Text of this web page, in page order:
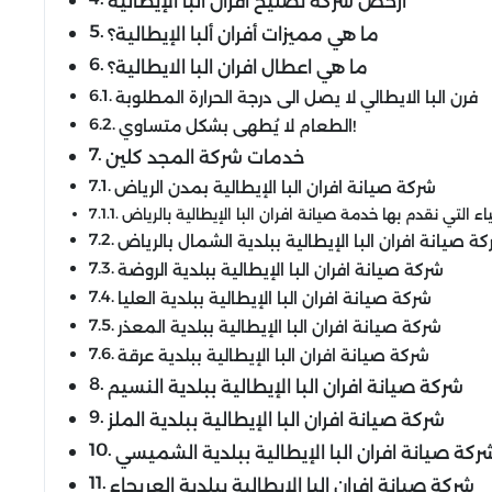
ما هي مميزات أفران ألبا الإيطالية؟
ما هي اعطال افران البا الايطالية؟
فرن البا الايطالي لا يصل الى درجة الحرارة المطلوبة
الطعام لا يُطهى بشكل متساوي!
خدمات شركة المجد كلين
شركة صيانة افران البا الإيطالية بمدن الرياض
التي نقدم بها خدمة صيانة افران البا الإيطالية بالرياض
صيانة افران البا الإيطالية ببلدية الشمال بالرياض
شركة صيانة افران البا الإيطالية ببلدية الروضة
شركة صيانة افران البا الإيطالية ببلدية العليا
شركة صيانة افران البا الإيطالية ببلدية المعذر
شركة صيانة افران البا الإيطالية ببلدية عرقة
شركة صيانة افران البا الإيطالية ببلدية النسيم
شركة صيانة افران البا الإيطالية ببلدية الملز
صيانة افران البا الإيطالية ببلدية الشميسي
شركة صيانة افران البا الإيطالية ببلدية العريجاء